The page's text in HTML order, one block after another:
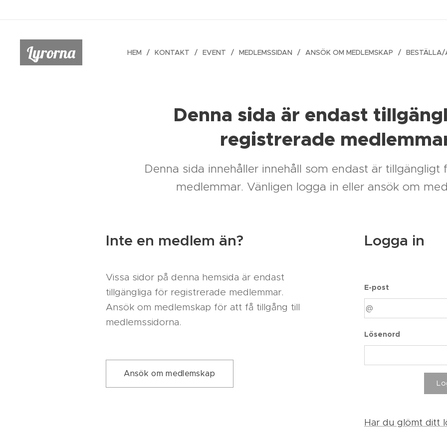
Lyrorna HEM KONTAKT EVENT MEDLEMSSIDAN ANSÖK OM MEDLEMSKAP
Denna sida är endast
registrerade
Denna sida innehåller innehåll som endast är tillgängligt
medlemmar. Vänligen logga in eller ansök om
Inte en medlem än?
Vissa sidor på denna hemsida är endast
tillgängliga för registrerade medlemmar.
Ansök om medlemskap för att få tillgång till
medlemssidorna.
Ansök om medlemskap
Logga in
E-post
Lösenord
Har du glömt ditt